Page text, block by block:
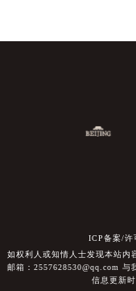
ICP备案/许
如权利人或知情人士发现本站内
邮箱：2557628530@qq.com 与
信息更新